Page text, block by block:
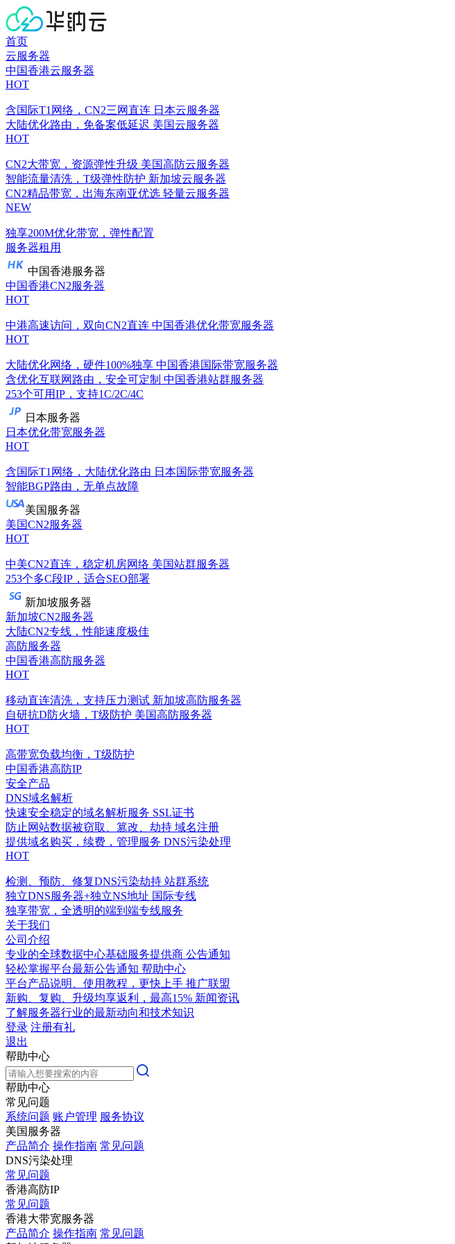
首页
云服务器
中国香港云服务器
HOT
含国际T1网络，CN2三网直连 日本云服务器
大陆优化路由，免备案低延迟 美国云服务器
HOT
CN2大带宽，资源弹性升级 美国高防云服务器
智能流量清洗，T级弹性防护 新加坡云服务器
CN2精品带宽，出海东南亚优选 轻量云服务器
NEW
独享200M优化带宽，弹性配置
服务器租用
中国香港服务器
中国香港CN2服务器
HOT
中港高速访问，双向CN2直连 中国香港优化带宽服务器
HOT
大陆优化网络，硬件100%独享 中国香港国际带宽服务器
含优化互联网路由，安全可定制 中国香港站群服务器
253个可用IP，支持1C/2C/4C
日本服务器
日本优化带宽服务器
HOT
含国际T1网络，大陆优化路由 日本国际带宽服务器
智能BGP路由，无单点故障
美国服务器
美国CN2服务器
HOT
中美CN2直连，稳定机房网络 美国站群服务器
253个多C段IP，适合SEO部署
新加坡服务器
新加坡CN2服务器
大陆CN2专线，性能速度极佳
高防服务器
中国香港高防服务器
HOT
移动直连清洗，支持压力测试 新加坡高防服务器
自研抗D防火墙，T级防护 美国高防服务器
HOT
高带宽负载均衡，T级防护
中国香港高防IP
安全产品
DNS域名解析
快速安全稳定的域名解析服务 SSL证书
防止网站数据被窃取、篡改、劫持 域名注册
提供域名购买，续费，管理服务 DNS污染处理
HOT
检测、预防、修复DNS污染劫持 站群系统
独立DNS服务器+独立NS地址 国际专线
独享带宽，全透明的端到端专线服务
关于我们
公司介绍
专业的全球数据中心基础服务提供商 公告通知
轻松掌握平台最新公告通知 帮助中心
平台产品说明、使用教程，更快上手 推广联盟
新购、复购、升级均享返利，最高15% 新闻资讯
了解服务器行业的最新动向和技术知识
登录 注册有礼
退出
帮助中心
帮助中心
常见问题
系统问题 账户管理 服务协议
美国服务器
产品简介 操作指南 常见问题
DNS污染处理
常见问题
香港高防IP
常见问题
香港大带宽服务器
产品简介 操作指南 常见问题